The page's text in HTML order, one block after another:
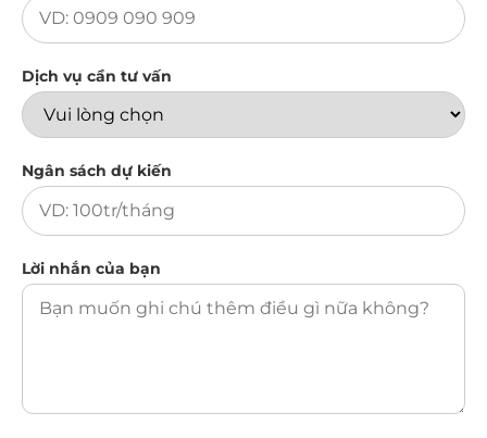
Dịch vụ cần tư vấn
Ngân sách dự kiến
Lời nhắn của bạn